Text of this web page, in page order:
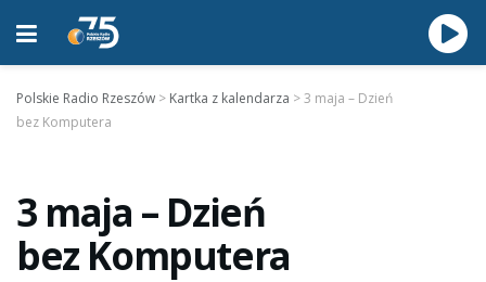
Polskie Radio Rzeszów > Kartka z kalendarza >3 maja – Dzień
bez Komputera
3 maja – Dzień
bez Komputera